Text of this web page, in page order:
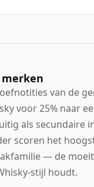
van de
voor 25% naar
als secundaire
scoren het
— de
stijl houdt.